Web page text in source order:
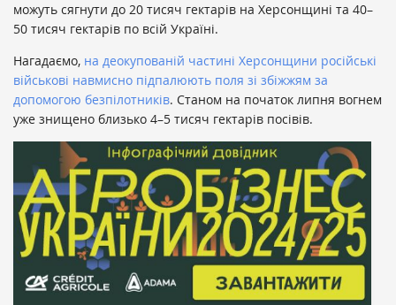
можуть сягнути до 20 тисяч гектарів на Херсонщині та 40–
50 тисяч гектарів по всій Україні.
Нагадаємо, на деокупованій частині Херсонщини російські
військові навмисно підпалюють поля зі збіжжям за
допомогою безпілотників. Станом на початок липня вогнем
уже знищено близько 4–5 тисяч гектарів посівів.